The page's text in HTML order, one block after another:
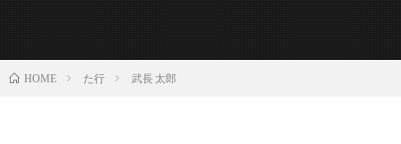
HOME た行 武長 太郎